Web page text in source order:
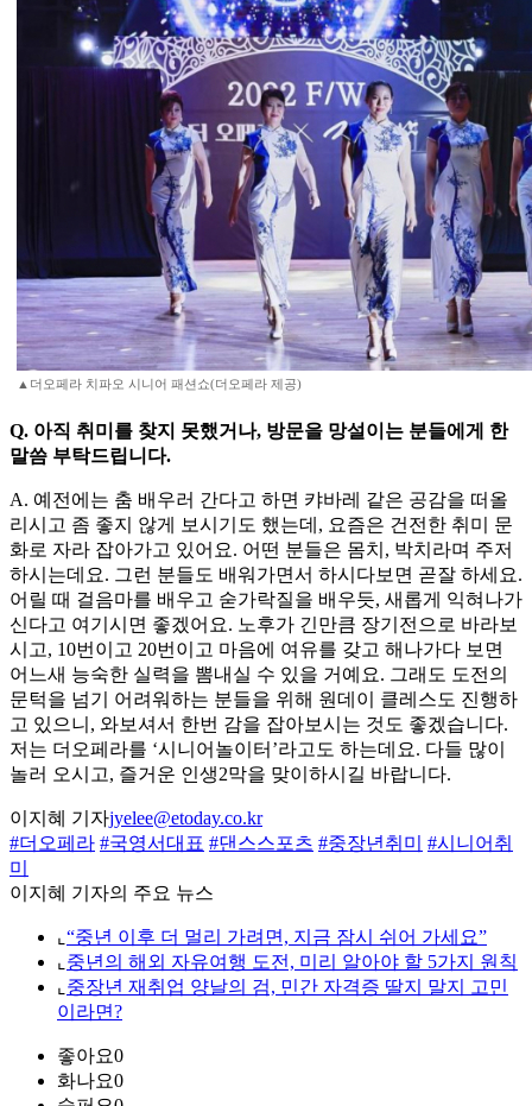
▲더오페라 치파오 시니어 패션쇼(더오페라 제공)
Q. 아직 취미를 찾지 못했거나, 방문을 망설이는 분들에게 한
말씀 부탁드립니다.
A. 예전에는 춤 배우러 간다고 하면 캬바레 같은 공감을 떠올
리시고 좀 좋지 않게 보시기도 했는데, 요즘은 건전한 취미 문
화로 자라 잡아가고 있어요. 어떤 분들은 몸치, 박치라며 주저
하시는데요. 그런 분들도 배워가면서 하시다보면 곧잘 하세요.
어릴 때 걸음마를 배우고 숟가락질을 배우듯, 새롭게 익혀나가
신다고 여기시면 좋겠어요. 노후가 긴만큼 장기전으로 바라보
시고, 10번이고 20번이고 마음에 여유를 갖고 해나가다 보면
어느새 능숙한 실력을 뽐내실 수 있을 거예요. 그래도 도전의
문턱을 넘기 어려워하는 분들을 위해 원데이 클레스도 진행하
고 있으니, 와보셔서 한번 감을 잡아보시는 것도 좋겠습니다.
저는 더오페라를 ‘시니어놀이터’라고도 하는데요. 다들 많이
놀러 오시고, 즐거운 인생2막을 맞이하시길 바랍니다.
이지혜 기자jyelee@etoday.co.kr
#더오페라 #국영서대표 #댄스스포츠 #중장년취미
#시니어취
미
이지혜 기자의 주요 뉴스
⌞ “중년 이후 더 멀리 가려면, 지금 잠시 쉬어 가세요”
⌞ 중년의 해외 자유여행 도전, 미리 알아야 할 5가지 원칙
⌞ 중장년 재취업 양날의 검, 민간 자격증 딸지 말지 고민
이라면?
좋아요0
화나요0